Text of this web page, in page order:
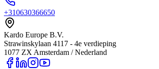
+310630366650
Kardo Europe B.V.
Strawinskylaan 4117 - 4e verdieping
1077 ZX Amsterdam / Nederland